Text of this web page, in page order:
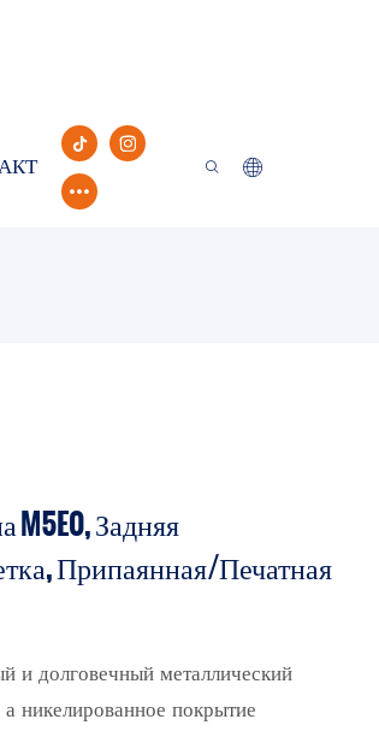
M5E0, Задняя
Припаянная/печатная
и долговечный металлический
никелированное покрытие